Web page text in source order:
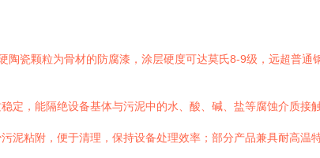
陶瓷颗粒为骨材的防腐漆，涂层硬度可达莫氏8-9级，远超普通
定，能隔绝设备基体与污泥中的水、酸、碱、盐等腐蚀介质接
泥粘附，便于清理，保持设备处理效率；部分产品兼具耐高温